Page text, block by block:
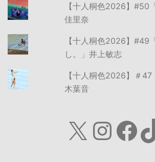
【十人桐色2026】#50
佳里奈
【十人桐色2026】#49
し。」井上敏志
【十人桐色2026】＃
木葉音
X